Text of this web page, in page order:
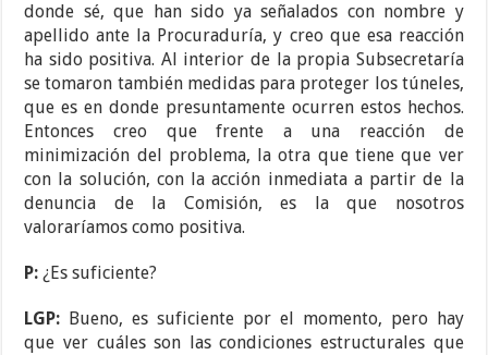
donde sé, que han sido ya señalados con nombre y
apellido ante la Procuraduría, y creo que esa reacción
ha sido positiva. Al interior de la propia Subsecretaría
se tomaron también medidas para proteger los túneles,
que es en donde presuntamente ocurren estos hechos.
Entonces creo que frente a una reacción de
minimización del problema, la otra que tiene que ver
con la solución, con la acción inmediata a partir de la
denuncia de la Comisión, es la que nosotros
valoraríamos como positiva.
P:¿Es suficiente?
LGP: Bueno, es suficiente por el momento, pero hay
que ver cuáles son las condiciones estructurales que